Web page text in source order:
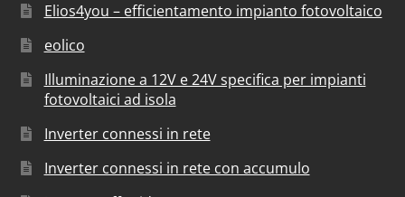
Elios4you – efficientamento impianto fotovoltaico
eolico
Illuminazione a 12V e 24V specifica per impianti
fotovoltaici ad isola
Inverter connessi in rete
Inverter connessi in rete con accumulo